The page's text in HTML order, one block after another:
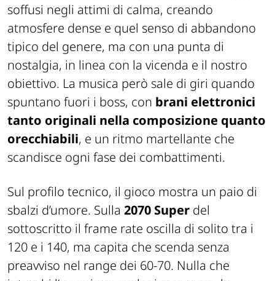
soffusi negli attimi di calma, creando
atmosfere dense e quel senso di abbandono
tipico del genere, ma con una punta di
nostalgia, in linea con la vicenda e il nostro
obiettivo. La musica però sale di giri quando
spuntano fuori i boss, con brani elettronici
tanto originali nella composizione quanto
orecchiabili, e un ritmo martellante che
scandisce ogni fase dei combattimenti.
Sul profilo tecnico, il gioco mostra un paio di
sbalzi d’umore. Sulla 2070 Super del
sottoscritto il frame rate oscilla di solito tra i
120 e i 140, ma capita che scenda senza
preavviso nel range dei 60-70. Nulla che